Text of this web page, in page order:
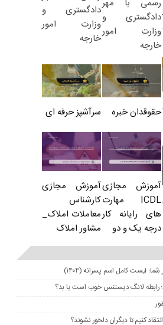
رسمی با مهر
دادگستری و
وزارت امور
خارجه
دادگستری و
وزارت امور
خارجه
حقوقدان خبره سرآشپز حرفه ای
آموزش مجازی
ICDL مهارت
های رایانه کار
درجه یک و دو
آموزش مجازی
کارشناس
معاملات املاک_
مشاور املاک
لانگ دیستنس خوب است یا بد؟
کنیم تا دیگران دلخور نشوند؟